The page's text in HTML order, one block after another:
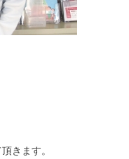
きます。